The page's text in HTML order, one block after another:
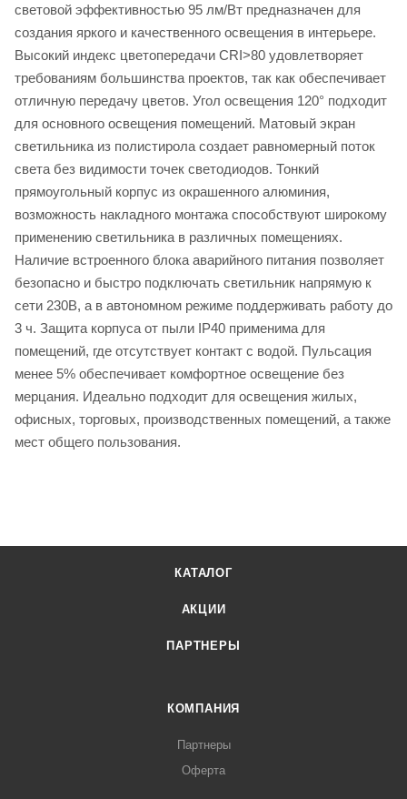
световой эффективностью 95 лм/Вт предназначен для
создания яркого и качественного освещения в интерьере.
Высокий индекс цветопередачи CRI>80 удовлетворяет
требованиям большинства проектов, так как обеспечивает
отличную передачу цветов. Угол освещения 120° подходит
для основного освещения помещений. Матовый экран
светильника из полистирола создает равномерный поток
света без видимости точек светодиодов. Тонкий
прямоугольный корпус из окрашенного алюминия,
возможность накладного монтажа способствуют широкому
применению светильника в различных помещениях.
Наличие встроенного блока аварийного питания позволяет
безопасно и быстро подключать светильник напрямую к
сети 230В, а в автономном режиме поддерживать работу до
3 ч. Защита корпуса от пыли IP40 применима для
помещений, где отсутствует контакт с водой. Пульсация
менее 5% обеспечивает комфортное освещение без
мерцания. Идеально подходит для освещения жилых,
офисных, торговых, производственных помещений, а также
мест общего пользования.
КАТАЛОГ
АКЦИИ
ПАРТНЕРЫ
КОМПАНИЯ
Партнеры
Оферта